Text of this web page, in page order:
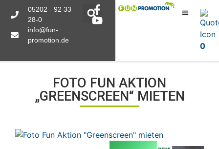
05202 - 92 33
28-0
info@fun-
promotion.de
0
FOTO FUN AKTION
„GREENSCREEN“ MIETEN